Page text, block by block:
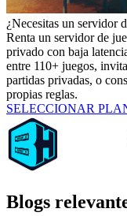
¿Necesitas un servidor
Renta un servidor de
privado con baja
entre 110+ juegos,
partidas privadas, o
propias reglas.
SELECCIONAR
Blogs